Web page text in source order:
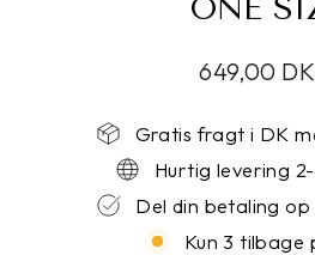
ONE
649,00
Gratis fragt i DK
Hurtig levering
Del din betaling op
Kun 3 tilbage